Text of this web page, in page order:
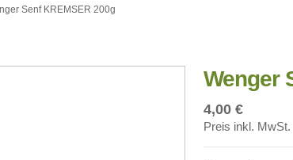
Senf KREMSER 200g
Wenger
4,00 €
Preis inkl. MwSt.